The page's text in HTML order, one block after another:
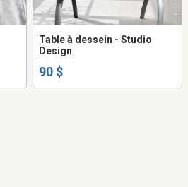
Table à dessein - Studio
Design
90 $